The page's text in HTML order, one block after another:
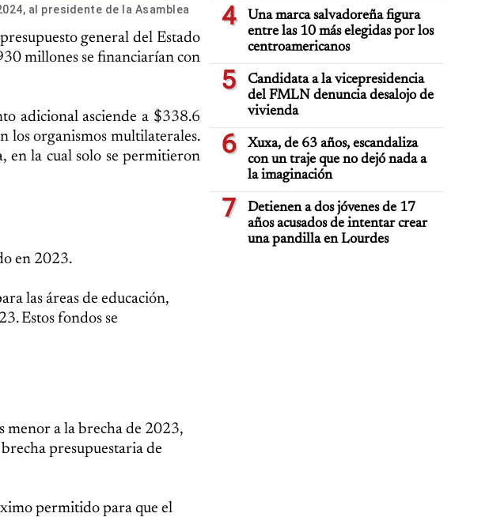
al presidente de la Asamblea
general del Estado
millones se financiarían con
adicional asciende a $338.6
los organismos multilaterales.
en la cual solo se permitieron
en 2023.
las áreas de educación,
Estos fondos se
menor a la brecha de 2023,
presupuestaria de
permitido para que el
4
Una marca salvadoreña figura
entre las 10 más elegidas por los
centroamericanos
5
Candidata a la vicepresidencia
del FMLN denuncia desalojo de
vivienda
6
Xuxa, de 63 años, escandaliza
con un traje que no dejó nada a
la imaginación
7
Detienen a dos jóvenes de 17
años acusados de intentar crear
una pandilla en Lourdes